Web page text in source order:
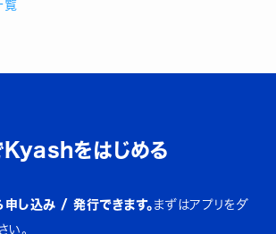
覧
Kyashをはじめる
申し込み / 発行できます。 まずはアプリをダ
い。